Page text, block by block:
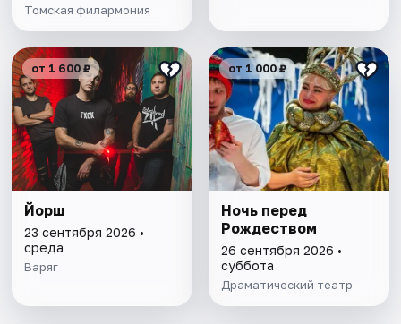
Томская филармония
от 1 600 ₽
Йорш
23 сентября 2026 •
среда
Варяг
от 1 000 ₽
Ночь перед
Рождеством
26 сентября 2026 •
суббота
Драматический театр